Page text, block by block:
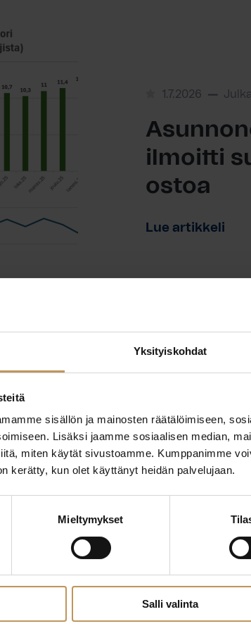
Yksityiskohdat
sisällön ja mainosten räätälöimiseen,
Lisäksi jaamme sosiaalisen median,
miten käytät sivustoamme. Kumppanimme
kerätty, kun olet käyttänyt heidän palvelujaan.
Mieltymykset
Salli valinta
1.7.2026
ilmoitti
ostoa
Lue artikkeli
Yleinen